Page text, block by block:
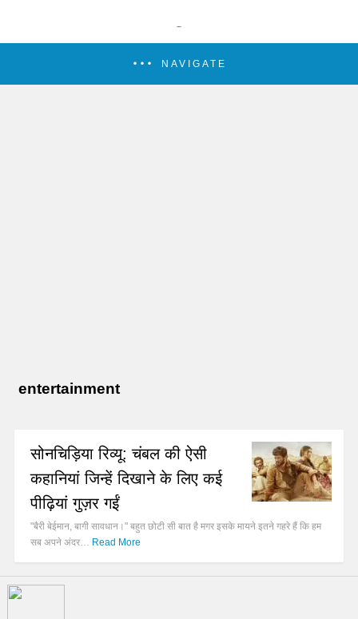
NAVIGATE
entertainment
सोनचिड़िया रिव्यू: चंबल की ऐसी
कहानियां जिन्हें दिखाने के लिए कई
पीढ़ियां गुज़र गईं
"बैरी बेईमान, बागी सावधान।" बहुत छोटी सी बात है मगर इसके मायने इतने गहरे हैं कि हम
सब अपने अंदर… Read More